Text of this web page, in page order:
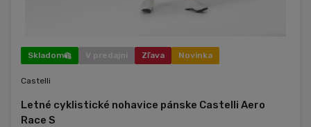
Skladom V predajni Zľava Novinka
Castelli
Letné cyklistické nohavice pánske Castelli Aero
Race S